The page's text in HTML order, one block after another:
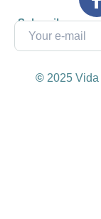
Subscribe our
© 2025